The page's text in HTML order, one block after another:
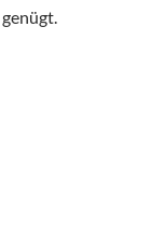
genügt.